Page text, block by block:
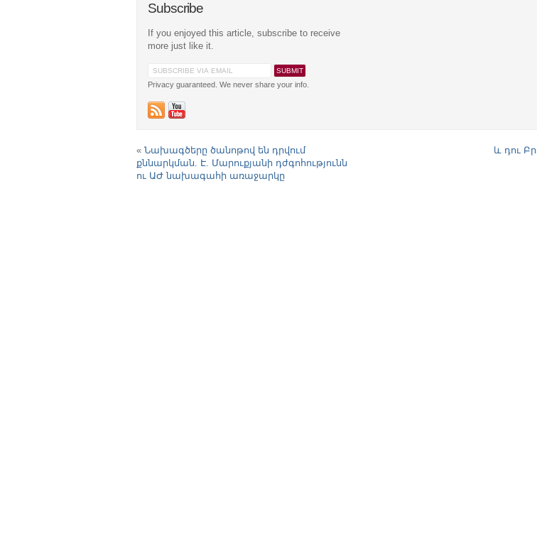
Subscribe
If you enjoyed this article, subscribe to receive
more just like it.
Privacy guaranteed. We never share your info.
« Նախագծերը ծանոթով են դրվում
քննարկման. Է. Մարուքյանի դժգոհությունն
ու ԱԺ նախագահի առաջարկը
և դու